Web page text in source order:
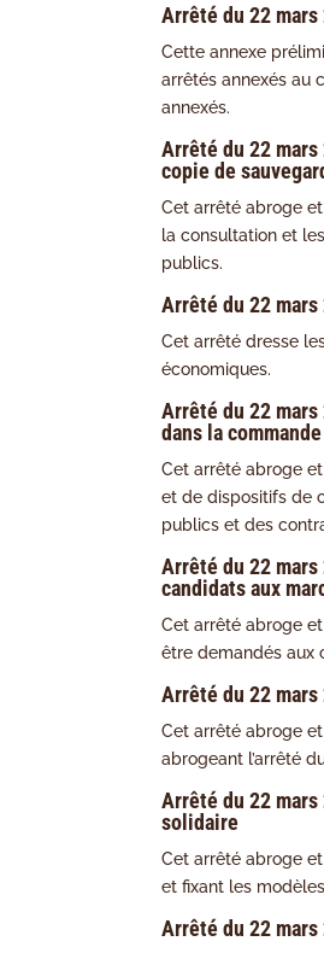
Arrêté du 22
Cette annexe
arrêtés annexés au
annexés.
Arrêté du 22
copie de
Cet arrêté abroge
la consultation et
publics.
Arrêté du 22
Cet arrêté dresse
économiques.
Arrêté du 22
dans la
Cet arrêté abroge
et de dispositifs de
publics et des
Arrêté du 22
candidats aux
Cet arrêté abroge
être demandés aux
Arrêté du 22
Cet arrêté abroge
abrogeant l’arrêté
Arrêté du 22
solidaire
Cet arrêté abroge
et fixant les
Arrêté du 22